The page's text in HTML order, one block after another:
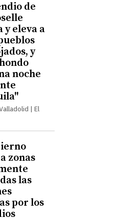
de
y eleva a
y
noche
| El
zonas
las
por los